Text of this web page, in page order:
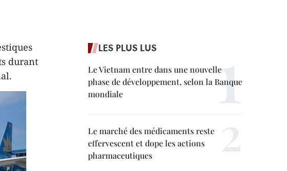
durant
LES PLUS LUS
Le Vietnam entre dans une nouvelle
phase de développement, selon la Banque
mondiale
Le marché des médicaments reste
effervescent et dope les actions
pharmaceutiques